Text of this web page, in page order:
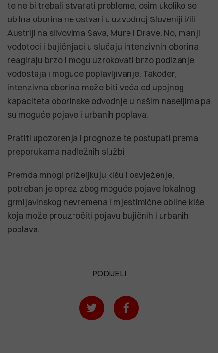
te ne bi trebali stvarati probleme, osim ukoliko se
obilna oborina ne ostvari u uzvodnoj Sloveniji i/ili
Austriji na slivovima Sava, Mure i Drave. No, manji
vodotoci i bujičnjaci u slučaju intenzivnih oborina
reagiraju brzo i mogu uzrokovati brzo podizanje
vodostaja i moguće poplavljivanje. Također,
intenzivna oborina može biti veća od upojnog
kapaciteta oborinske odvodnje u našim naseljima pa
su moguće pojave i urbanih poplava.
Pratiti upozorenja i prognoze te postupati prema
preporukama nadležnih službi
Premda mnogi priželjkuju kišu i osvježenje,
potreban je oprez zbog moguće pojave lokalnog
grmljavinskog nevremena i mjestimične obilne kiše
koja može prouzročiti pojavu bujičnih i urbanih
poplava.
PODIJELI